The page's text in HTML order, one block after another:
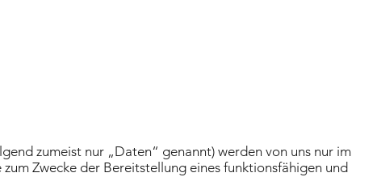
zumeist nur „Daten“ genannt) werden von uns nur im
Zwecke der Bereitstellung eines funktionsfähigen und